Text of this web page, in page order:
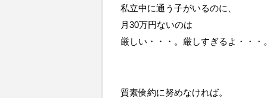
私立中に通う子がいるのに、
月30万円ないのは
厳しい・・・。厳しすぎるよ・・・。
質素倹約に努めなければ。